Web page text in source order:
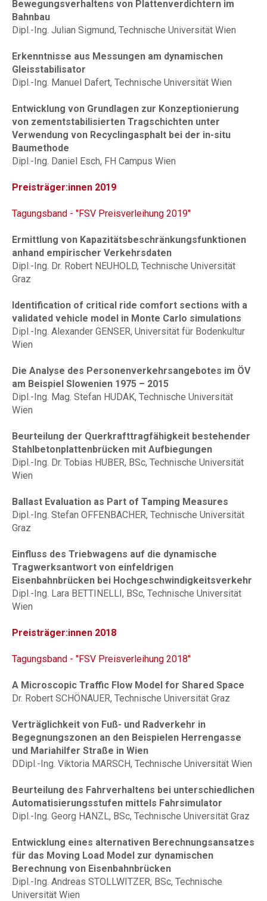
Bewegungsverhaltens von Plattenverdichtern im
Bahnbau
Dipl.-Ing. Julian Sigmund, Technische Universität Wien
Erkenntnisse aus Messungen am dynamischen
Gleisstabilisator
Dipl.-Ing. Manuel Dafert, Technische Universität Wien
Entwicklung von Grundlagen zur Konzeptionierung
von zementstabilisierten Tragschichten unter
Verwendung von Recyclingasphalt bei der in-situ
Baumethode
Dipl.-Ing. Daniel Esch, FH Campus Wien
Preisträger:innen 2019
Tagungsband - "FSV Preisverleihung 2019"
Ermittlung von Kapazitätsbeschränkungsfunktionen
anhand empirischer Verkehrsdaten
Dipl.-Ing. Dr. Robert NEUHOLD, Technische Universität
Graz
Identification of critical ride comfort sections with a
validated vehicle model in Monte Carlo simulations
Dipl.-Ing. Alexander GENSER, Universität für Bodenkultur
Wien
Die Analyse des Personenverkehrsangebotes im ÖV
am Beispiel Slowenien 1975 – 2015
Dipl.-Ing. Mag. Stefan HUDAK, Technische Universität
Wien
Beurteilung der Querkrafttragfähigkeit bestehender
Stahlbetonplattenbrücken mit Aufbiegungen
Dipl.-Ing. Dr. Tobias HUBER, BSc, Technische Universität
Wien
Ballast Evaluation as Part of Tamping Measures
Dipl.-Ing. Stefan OFFENBACHER, Technische Universität
Graz
Einfluss des Triebwagens auf die dynamische
Tragwerksantwort von einfeldrigen
Eisenbahnbrücken bei Hochgeschwindigkeitsverkehr
Dipl.-Ing. Lara BETTINELLI, BSc, Technische Universität
Wien
Preisträger:innen 2018
Tagungsband - "FSV Preisverleihung 2018"
A Microscopic Traffic Flow Model for Shared Space
Dr. Robert SCHÖNAUER, Technische Universität Graz
Verträglichkeit von Fuß- und Radverkehr in
Begegnungszonen an den Beispielen Herrengasse
und Mariahilfer Straße in Wien
DDipl.-Ing. Viktoria MARSCH, Technische Universität Wien
Beurteilung des Fahrverhaltens bei unterschiedlichen
Automatisierungsstufen mittels Fahrsimulator
Dipl.-Ing. Georg HANZL, BSc, Technische Universität Graz
Entwicklung eines alternativen Berechnungsansatzes
für das Moving Load Model zur dynamischen
Berechnung von Eisenbahnbrücken
Dipl.-Ing. Andreas STOLLWITZER, BSc, Technische
Universität Wien